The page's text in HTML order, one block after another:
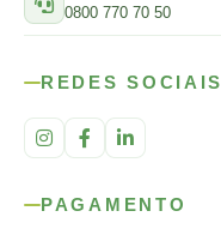
0800 770 70 50
REDES SOCIAIS
PAGAMENTO